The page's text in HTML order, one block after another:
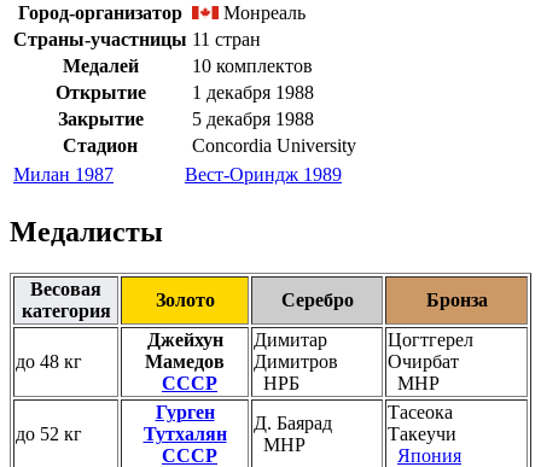
Город-организатор
Монреаль
Страны-участницы 11 стран
Медалей
10 комплектов
Открытие
1 декабря 1988
Закрытие
5 декабря 1988
Стадион
Concordia University
Милан 1987
Вест-Ориндж 1989
Медалисты
Весовая
категория
Золото Серебро Бронза
до 48 кг
Джейхун
Мамедов
СССР
Димитар
Димитров
НРБ
Цогтгерел
Очирбат
МНР
до 52 кг
Гурген
Тутхалян
СССР
Д. Баярад
МНР
Тасеока
Такеучи
Япония